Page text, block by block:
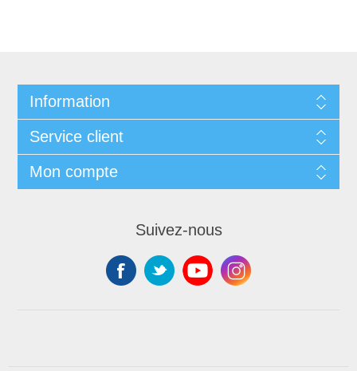
Information
Service client
Mon compte
Suivez-nous